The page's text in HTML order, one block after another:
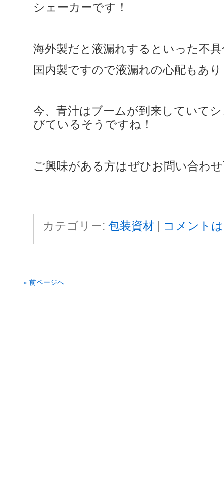
シェーカーです！
海外製だと液漏れするといった不
国内製ですので液漏れの心配もあ
今、青汁はブームが到来していて
びているそうですね！
ご興味がある方はぜひお問い合わ
カテゴリー: 包装資材 コメント
« 前ページへ